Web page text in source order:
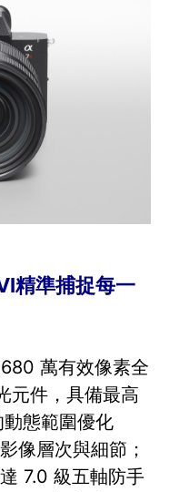
精準捕捉每一
萬有效像素全
元件，具備最高
態範圍優化
像層次與細節；
7.0 級五軸防手